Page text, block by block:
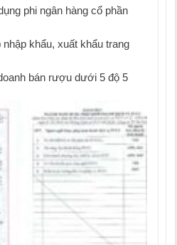
phi ngân hàng cổ phần
khẩu, xuất khẩu trang
bán rượu dưới 5 độ 5